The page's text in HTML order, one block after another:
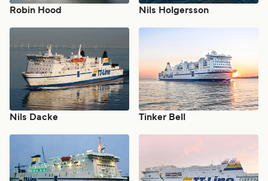
Robin Hood Nils Holgersson
Nils Dacke Tinker Bell